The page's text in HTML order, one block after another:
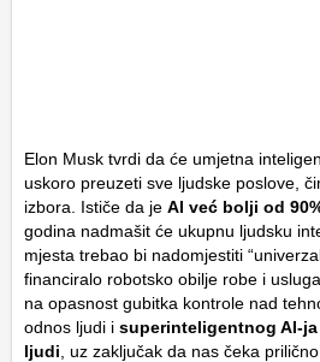
Elon Musk tvrdi da će umjetna
uskoro preuzeti sve ljudske poslove,
izbora. Ističe da je AI već bolji od
godina nadmašit će ukupnu ljudsku
mjesta trebao bi nadomjestiti
financiralo robotsko obilje robe i
na opasnost gubitka kontrole nad
odnos ljudi i superinteligentnog AI-
ljudi , uz zaključak da nas čeka prilično